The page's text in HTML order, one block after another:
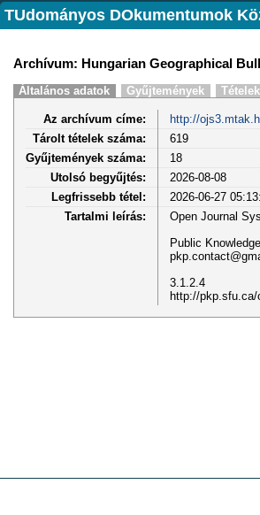
TUdományos DOkumentumok
Archívum: Hungarian Geographical
Általános adatok Gyűjtemények Tételek
Az archívum címe:
http://
Tárolt tételek száma:
619
Gyűjtemények száma:
18
Utolsó begyűjtés:
2026-08-08
Legfrissebb tétel:
2026-06-27
Tartalmi leírás:
Open Journal
Public
3.1.2.4
http://pkp.sfu.ca/